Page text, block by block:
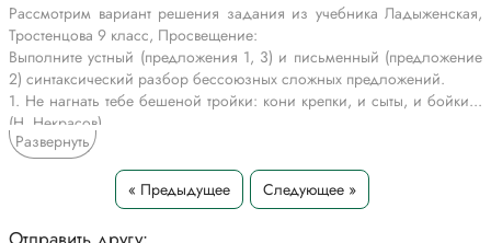
Рассмотрим вариант решения задания из учебника Ладыженская,
Тростенцова 9 класс, Просвещение:
Выполните устный (предложения 1, 3) и письменный (предложение
2) синтаксический разбор бессоюзных сложных предложений.
1. Не нагнать тебе бешеной тройки: кони крепки, и сыты, и бойки...
(Н. Некрасов)
2. Мы слышим: сердце плещется в груди. Мы чувствуем: наш голос
чист и ясен. (А. К. Толстой)
3. Посмотрит — рублём подарит. (Н. Некрасов)
1. Не нагнать тебе бешеной тройки: кони крепки, и сыты, и бойки...
Развернуть
« Предыдущее Следующее »